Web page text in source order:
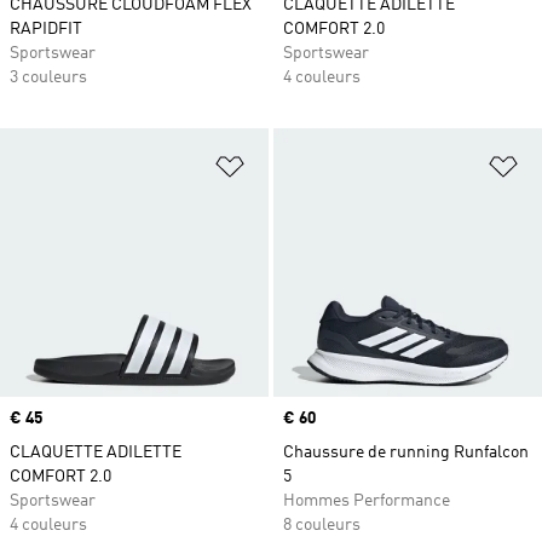
CHAUSSURE CLOUDFOAM FLEX
RAPIDFIT
Sportswear
3 couleurs
CLAQUETTE ADILETTE
COMFORT 2.0
Sportswear
4 couleurs
Ajouter à la Liste de produits
Prix
€ 45
CLAQUETTE ADILETTE
COMFORT 2.0
Sportswear
4 couleurs
Prix
€ 60
Chaussure de running Runfalcon
5
Hommes Performance
8 couleurs